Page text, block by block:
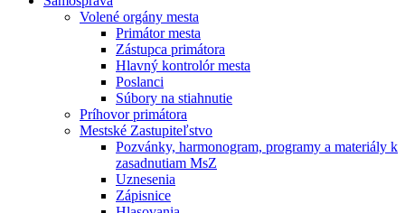
Volené orgány mesta
Primátor mesta
Zástupca primátora
Hlavný kontrolór mesta
Poslanci
Súbory na stiahnutie
Príhovor primátora
Mestské Zastupiteľstvo
Pozvánky, harmonogram, programy a materiály k
zasadnutiam MsZ
Uznesenia
Zápisnice